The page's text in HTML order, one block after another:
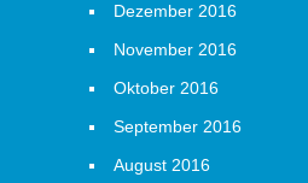
Dezember 2016
November 2016
Oktober 2016
September 2016
August 2016